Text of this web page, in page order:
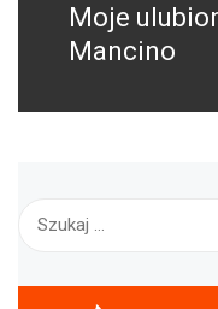
Next
post:
Moje
Mancino